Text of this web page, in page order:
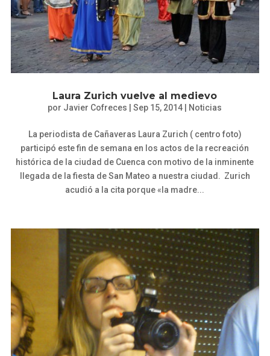
Laura Zurich vuelve al medievo
por Javier Cofreces |Sep 15, 2014 | Noticias
La periodista de Cañaveras Laura Zurich ( centro foto)
participó este fin de semana en los actos de la recreación
histórica de la ciudad de Cuenca con motivo de la inminente
llegada de la fiesta de San Mateo a nuestra ciudad. Zurich
acudió a la cita porque «la madre...